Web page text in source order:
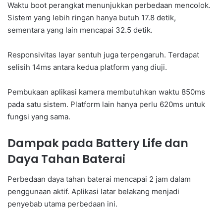
Waktu boot perangkat menunjukkan perbedaan mencolok.
Sistem yang lebih ringan hanya butuh 17.8 detik,
sementara yang lain mencapai 32.5 detik.
Responsivitas layar sentuh juga terpengaruh. Terdapat
selisih 14ms antara kedua platform yang diuji.
Pembukaan aplikasi kamera membutuhkan waktu 850ms
pada satu sistem. Platform lain hanya perlu 620ms untuk
fungsi yang sama.
Dampak pada Battery Life dan
Daya Tahan Baterai
Perbedaan daya tahan baterai mencapai 2 jam dalam
penggunaan aktif. Aplikasi latar belakang menjadi
penyebab utama perbedaan ini.